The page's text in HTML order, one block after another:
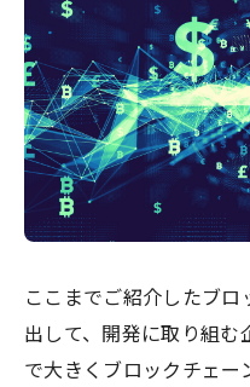
ここまでご紹介したブ
出して、開発に取り組む
で大きくブロックチェー